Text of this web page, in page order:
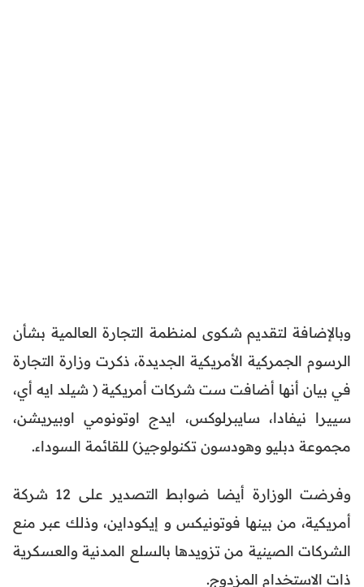
وبالإضافة لتقديم شكوى لمنظمة التجارة العالمية بشأن
الرسوم الجمركية الأمريكية الجديدة، ذكرت وزارة التجارة
في بيان أنها أضافت ست شركات أمريكية ( شيلد ايه أي،
سييرا نيفادا، سايبرلوكس، ايدج اوتونومي اوبيريشن،
مجموعة دبليو وهودسون تكنولوجيز) للقائمة السوداء.
وفرضت الوزارة أيضا ضوابط التصدير على 12 شركة
أمريكية، من بينها فوتونيكس و إيكوداين، وذلك عبر منع
الشركات الصينية من تزويدها بالسلع المدنية والعسكرية
ذات الاستخدام المزدوج.